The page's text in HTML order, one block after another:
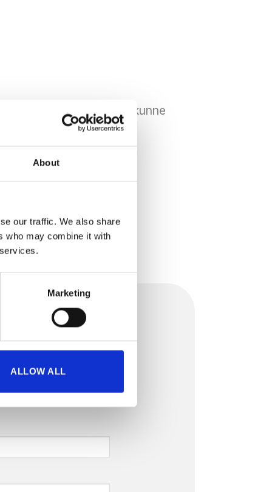
About
our traffic. We also share
who may combine it with
Marketing
ALLOW ALL
denne adressen for å kunne